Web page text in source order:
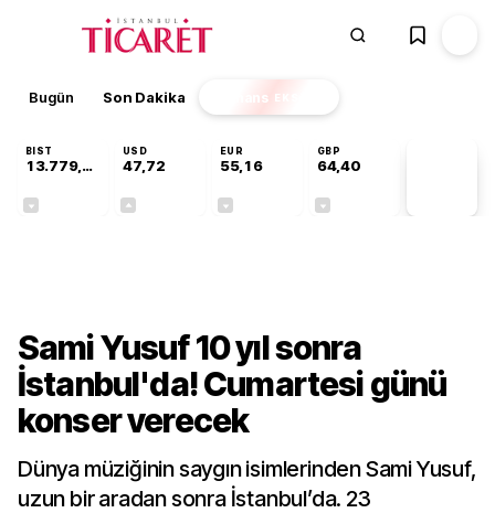
Bugün Son Dakika Finans EKSTRA
BIST
13.779,39
USD
47,72
EUR
55,16
GBP
64,40
Sami Yusuf 10 yıl sonra
İstanbul'da! Cumartesi günü
konser verecek
Dünya müziğinin saygın isimlerinden Sami Yusuf,
uzun bir aradan sonra İstanbul’da. 23